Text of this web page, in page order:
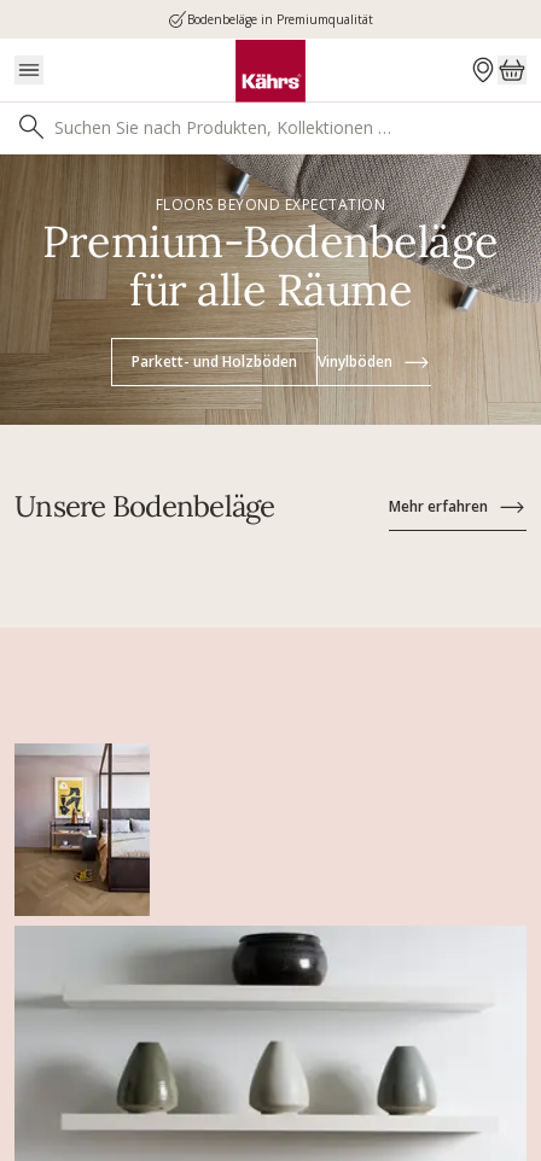
Bodenbeläge in Premiumqualität
FLOORS BEYOND EXPECTATION
Premium-Bodenbeläge
für alle Räume
Parkett- und Holzböden Vinylböden
Unsere Bodenbeläge Mehr erfahren